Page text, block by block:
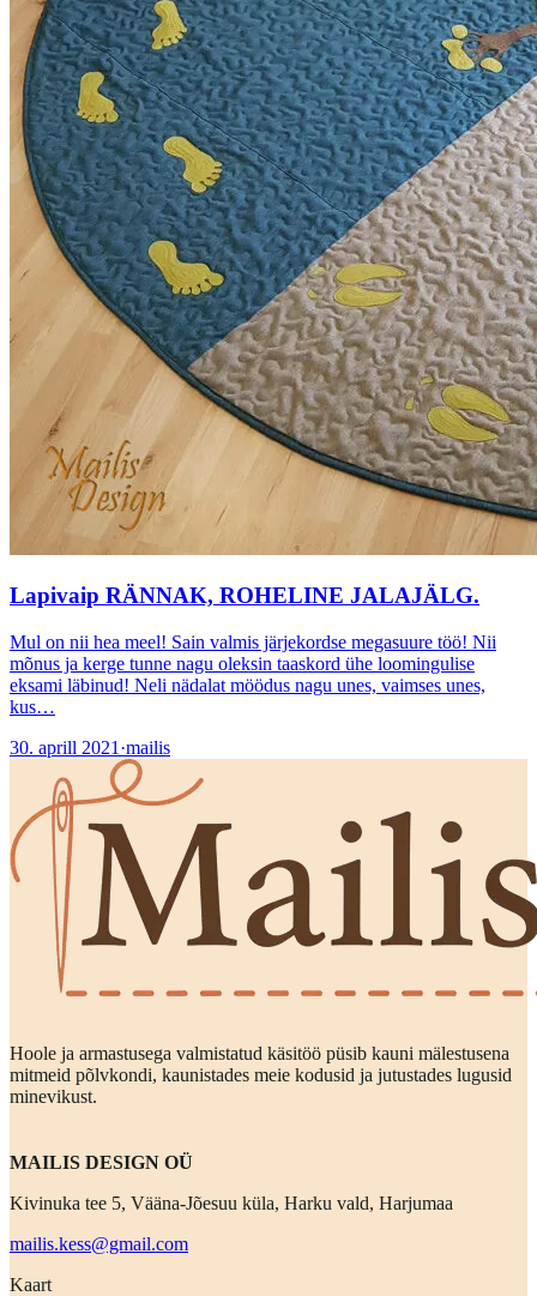
Lapivaip RÄNNAK, ROHELINE JALAJÄLG.
Mul on nii hea meel! Sain valmis järjekordse megasuure töö! Nii
mõnus ja kerge tunne nagu oleksin taaskord ühe loomingulise
eksami läbinud! Neli nädalat möödus nagu unes, vaimses unes,
kus…
30. aprill 2021 ·mailis
Hoole ja armastusega valmistatud käsitöö püsib kauni mälestusena
mitmeid põlvkondi, kaunistades meie kodusid ja jutustades lugusid
minevikust.
MAILIS DESIGN OÜ
Kivinuka tee 5, Vääna-Jõesuu küla, Harku vald, Harjumaa
mailis.kess@gmail.com
Kaart